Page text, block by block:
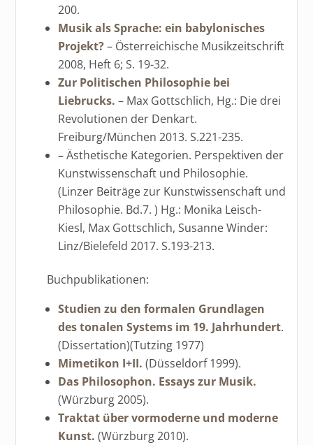
200.
Musik als Sprache: ein babylonisches
Projekt?– Österreichische Musikzeitschrift
2008, Heft 6; S. 19-32.
Zur Politischen Philosophie bei
Liebrucks. – Max Gottschlich, Hg.: Die drei
Revolutionen der Denkart.
Freiburg/München 2013. S.221-235.
–Ästhetische Kategorien. Perspektiven der
Kunstwissenschaft und Philosophie.
(Linzer Beiträge zur Kunstwissenschaft und
Philosophie. Bd.7. ) Hg.: Monika Leisch-
Kiesl, Max Gottschlich, Susanne Winder:
Linz/Bielefeld 2017. S.193-213.
Buchpublikationen:
Studien zu den formalen Grundlagen
des tonalen Systems im 19. Jahrhundert.
(Dissertation)(Tutzing 1977)
Mimetikon I+II. (Düsseldorf 1999).
Das Philosophon. Essays zur Musik.
(Würzburg 2005).
Traktat über vormoderne und moderne
Kunst. (Würzburg 2010).